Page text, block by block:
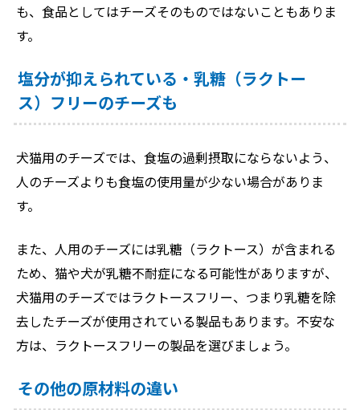
も、食品としてはチーズそのものではないこともありま
す。
塩分が抑えられている・乳糖（ラクトー
ス）フリーのチーズも
犬猫用のチーズでは、食塩の過剰摂取にならないよう、
人のチーズよりも食塩の使用量が少ない場合がありま
す。
また、人用のチーズには乳糖（ラクトース）が含まれる
ため、猫や犬が乳糖不耐症になる可能性がありますが、
犬猫用のチーズではラクトースフリー、つまり乳糖を除
去したチーズが使用されている製品もあります。不安な
方は、ラクトースフリーの製品を選びましょう。
その他の原材料の違い